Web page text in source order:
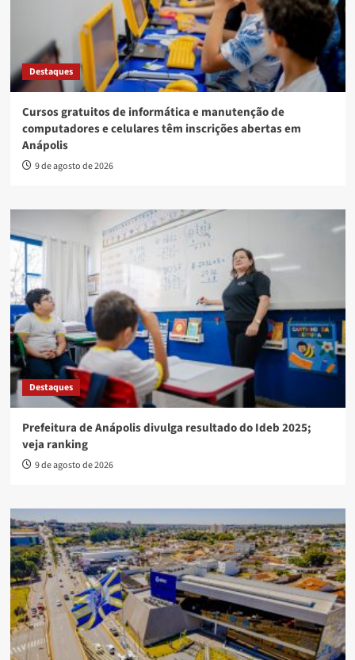
Destaques
Cursos gratuitos de informática e manutenção de
computadores e celulares têm inscrições abertas em
Anápolis
9 de agosto de 2026
Destaques
Prefeitura de Anápolis divulga resultado do Ideb 2025;
veja ranking
9 de agosto de 2026